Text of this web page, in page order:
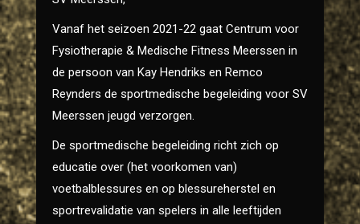
Vanaf het seizoen 2021-22 gaat Centrum voor
Fysiotherapie & Medische Fitness Meerssen in
de persoon van Kay Hendriks en Remco
Reynders de sportmedische begeleiding voor SV
Meerssen jeugd verzorgen.
De sportmedische begeleiding richt zich op
educatie over (het voorkomen van)
voetbalblessures en op blessureherstel en
sportrevalidatie van spelers in alle leeftijden